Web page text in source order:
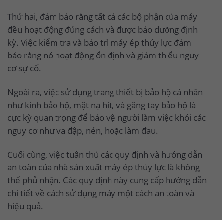
Thứ hai, đảm bảo rằng tất cả các bộ phận của máy
đều hoạt động đúng cách và được bảo dưỡng định
kỳ. Việc kiểm tra và bảo trì máy ép thủy lực đảm
bảo rằng nó hoạt động ổn định và giảm thiểu nguy
cơ sự cố.
Ngoài ra, việc sử dụng trang thiết bị bảo hộ cá nhân
như kính bảo hộ, mặt nạ hít, và găng tay bảo hộ là
cực kỳ quan trọng để bảo vệ người làm việc khỏi các
nguy cơ như va đập, nén, hoặc làm đau.
Cuối cùng, việc tuân thủ các quy định và hướng dẫn
an toàn của nhà sản xuất máy ép thủy lực là không
thể phủ nhận. Các quy định này cung cấp hướng dẫn
chi tiết về cách sử dụng máy một cách an toàn và
hiệu quả.